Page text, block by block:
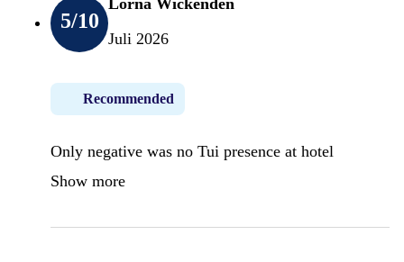
5/10
Juli 2026
Recommended
Only negative was no Tui presence at hotel
Show more